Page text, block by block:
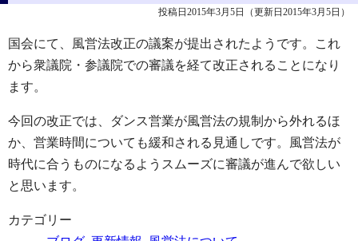
投稿日2015年3月5日 （更新日2015年3月5日）
国会にて、風営法改正の議案が提出されたようです。これ
から衆議院・参議院での審議を経て改正されることになり
ます。
今回の改正では、ダンス営業が風営法の規制から外れるほ
か、営業時間についても緩和される見通しです。風営法が
時代に合うものになるようスムーズに審議が進んで欲しい
と思います。
カテゴリー